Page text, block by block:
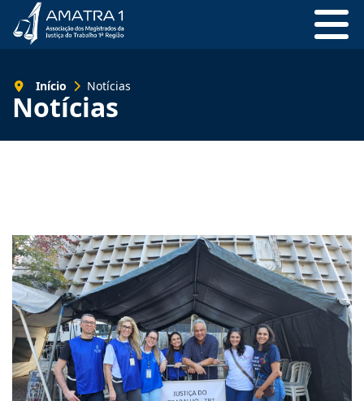
Notícias
Início Notícias